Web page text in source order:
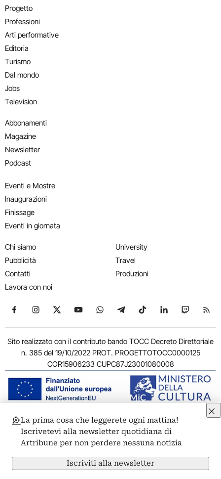
Progetto
Professioni
Arti performative
Editoria
Turismo
Dal mondo
Jobs
Television
Abbonamenti
Magazine
Newsletter
Podcast
Eventi e Mostre
Inaugurazioni
Finissage
Eventi in giornata
Chi siamo
Pubblicità
Contatti
Lavora con noi
University
Travel
Produzioni
Seguici su Facebook
Seguici su Instagram
Seguici su X
Seguici su YouTube
Seguici su WhatsApp
Seguici su Telegram
Seguici su TikTok
Seguici su
Seguici
Sito realizzato con il contributo bando TOCC Decreto Direttoriale
n. 385 del 19/10/2022 PROT. PROGETTOTOCC0000125
COR15906233 CUPC87J23001080008
© 2011-2026 ARTRIBUNE srl – Corso Vittorio Emanuele II, 287 –
00186 Roma - P.I. 11381581005
Privacy: Responsabile della protezione dei dati personali
ARTRIBUNE srl – Corso Vittorio Emanuele II, 287 – 00186 Roma
Termini e condizioniPrivacy PolicyCookie PolicyCredits
La prima cosa che leggerete ogni mattina!
Iscrivetevi alla newsletter quotidiana di
Artribune per non perdere nessuna notizia
Iscriviti alla newsletter